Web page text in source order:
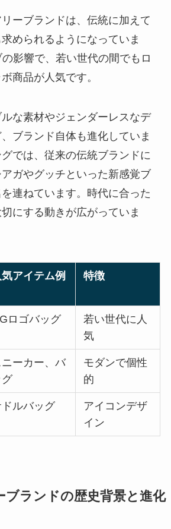
ーブランドは、伝統に加えて
められるようになっていま
影響で、若い世代の間でもロ
商品が人気です。
な素材やジェンダーレスなデ
ブランド自体も進化していま
では、従来の伝統ブランドに
ガやグッチといった新感覚ブ
連ねています。時代に合った
にする動きが広がっていま
気アイテム例 特徴
ロゴバッグ
若い世代に人
気
ニーカー、バ
グ
モダンで個性
的
ルバッグ
アイコンデザ
イン
ブランドの歴史背景と進化